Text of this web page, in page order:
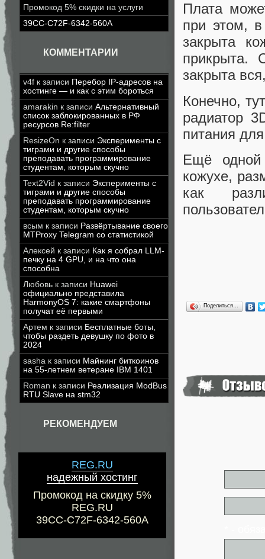
Промокод 5% скидки на услуги
39CC-C72F-6342-560A
КОММЕНТАРИИ
v4f к записи Перебор IP-адресов на
хостинге — и как с этим бороться
amarakin к записи Альтернативный
список заблокированных в РФ
ресурсов Re:filter
ResizeOn к записи Эксперименты с
тиграми и другие способы
преподавать программирование
студентам, которым скучно
Text2Vid к записи Эксперименты с
тиграми и другие способы
преподавать программирование
студентам, которым скучно
всым к записи Развёртывание своего
MTProxy Telegram со статистикой
Алексей к записи Как я собрал LLM-
печку на 4 GPU, и на что она
способна
Любовь к записи Huawei
официально представила
HarmonyOS 7: какие смартфоны
получат её первыми
Артем к записи Бесплатные боты,
чтобы раздеть девушку по фото в
2024
sasha к записи Майнинг биткоинов
на 55-летнем ветеране IBM 1401
Roman к записи Реализация ModBus
RTU Slave на stm32
РЕКОМЕНДУЕМ
REG.RU
надежный хостинг
Промокод на скидку 5%
REG.RU
39CC-C72F-6342-560A
Плата
при этом, в
закрыта
прикрыта.
закрыта
Конечно,
радиатор
питания
Ещё одной
кожухе,
как
Поделиться…